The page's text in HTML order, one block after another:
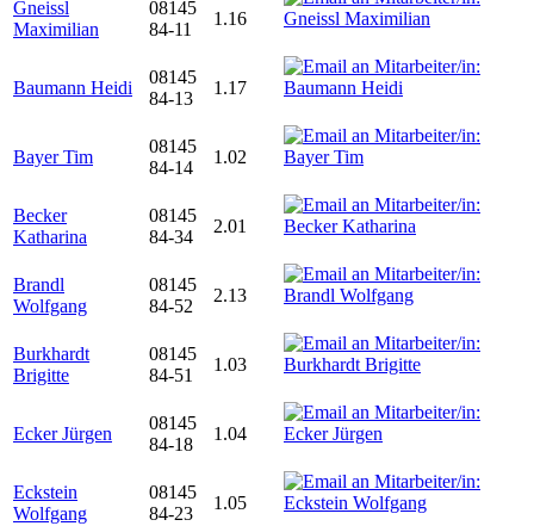
Gneissl
Maximilian
08145
84-11
1.16
Baumann Heidi
08145
84-13
1.17
Bayer Tim
08145
84-14
1.02
Becker
Katharina
08145
84-34
2.01
Brandl
Wolfgang
08145
84-52
2.13
Burkhardt
Brigitte
08145
84-51
1.03
Ecker Jürgen
08145
84-18
1.04
Eckstein
Wolfgang
08145
84-23
1.05